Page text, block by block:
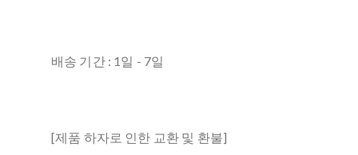
배송 기간 : 1일 - 7일
[제품 하자로 인한 교환 및 환불]